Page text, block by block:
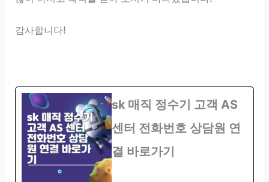
감사합니다!
sk 매직 정수기 고객 AS
센터 전화번호 상담원 연
결 바로가기